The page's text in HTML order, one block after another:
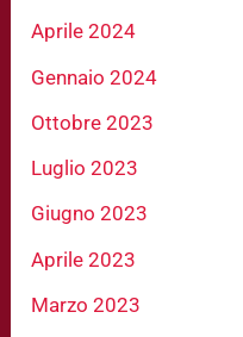
Aprile 2024
Gennaio 2024
Ottobre 2023
Luglio 2023
Giugno 2023
Aprile 2023
Marzo 2023